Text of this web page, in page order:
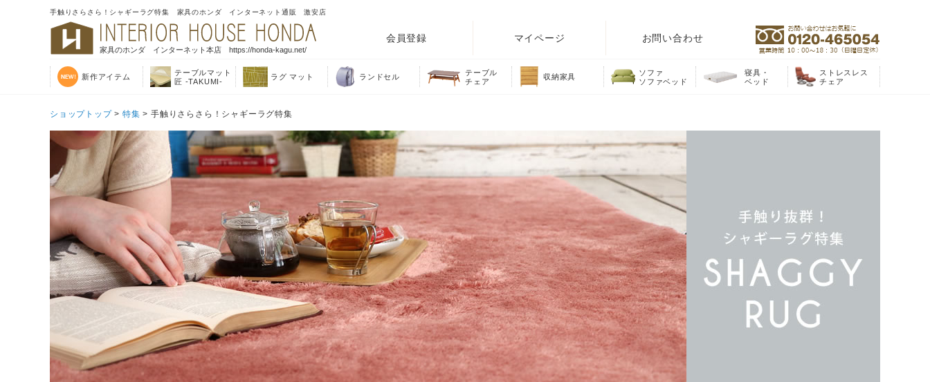
手触りさらさら！シャギーラグ特集 家具のホンダ インターネット通販 激安店
家具のホンダ インターネット本店 https://honda-kagu.net/
会員登録 マイページ お問い合わせ
新作アイテム
テーブルマット
匠 -TAKUMI-
ラグ マット ランドセル
テーブル
チェア
収納家具
ソファ
ソファベッド
寝具・
ベッド
ストレスレス
チェア
ショップトップ> 特集 > 手触りさらさら！シャギーラグ特集